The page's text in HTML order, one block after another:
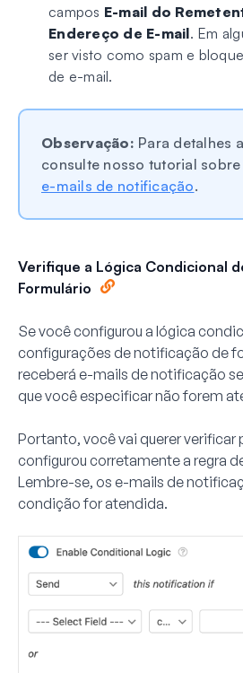
campos E-mail do
Endereço de E-mail. Em
ser visto como spam e
de e-mail.
Observação: Para detalhes
consulte nosso tutorial sobre
e-mails de notificação.
Verifique a Lógica Condicional
Formulário
Se você configurou a lógica
configurações de notificação de
receberá e-mails de notificação
que você especificar não forem
Portanto, você vai querer verificar
configurou corretamente a regra
Lembre-se, os e-mails de
condição for atendida.